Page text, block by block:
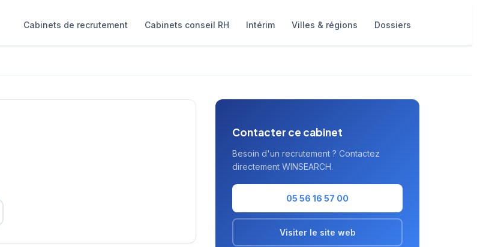
Cabinets de recrutement Cabinets conseil RH Intérim Villes & régions Dossiers
Contacter ce cabinet
Besoin d'un recrutement ? Contactez
directement WINSEARCH.
05 56 16 57 00
Visiter le site web